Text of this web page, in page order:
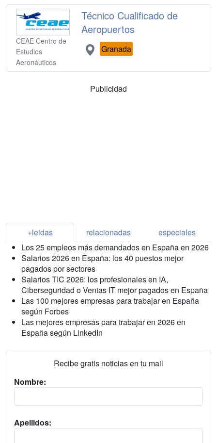
CEAE Centro de
Estudios
Aeronáuticos
Técnico Cualificado de
Aeropuertos
Granada
Publicidad
+leidas relacionadas
especiales
Los 25 empleos más demandados en España en 2026
Salarios 2026 en España: los 40 puestos mejor
pagados por sectores
Salarios TIC 2026: los profesionales en IA,
Ciberseguridad o Ventas IT mejor pagados en España
Las 100 mejores empresas para trabajar en España
según Forbes
Las mejores empresas para trabajar en 2026 en
España según LinkedIn
Recibe gratis noticias en tu mail
Nombre:
Apellidos: